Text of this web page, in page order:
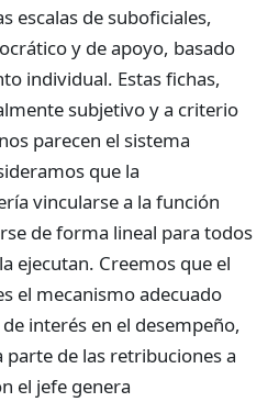
escalas de suboficiales,
y de apoyo, basado
individual. Estas fichas,
subjetivo y a criterio
parecen el sistema
que la
vincularse a la función
de forma lineal para todos
ejecutan. Creemos que el
el mecanismo adecuado
interés en el desempeño,
de las retribuciones a
el jefe genera